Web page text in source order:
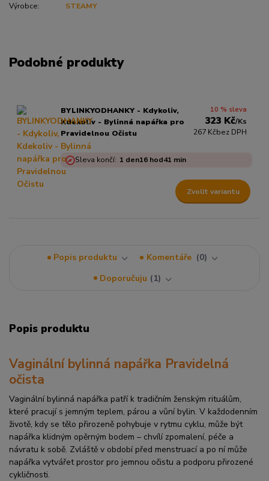
Výrobce:
STEAMY
Podobné produkty
BYLINKYODHANKY - Kdykoliv,
Kdekoliv - Bylinná napářka pro
Pravidelnou Očistu
10 % sleva
323 Kč/Ks
267 Kčbez DPH
Sleva končí: 1 den16hod41 min
Zvolit variantu
Popis produktu Komentáře
0
Doporučuju
1
Popis produktu
Vaginální bylinná napářka Pravidelná
očista
Vaginální bylinná napářka patří k tradičním ženským rituálům,
které pracují s jemným teplem, párou a vůní bylin. V každodenním
životě, kdy se tělo přirozeně pohybuje v rytmu cyklu, může být
napářka klidným opěrným bodem – chvílí zpomalení, péče a
návratu k sobě. Zvláště v období před menstruací a po ní může
napářka vytvářet prostor pro jemnou očistu a podporu přirozené
cykličnosti.